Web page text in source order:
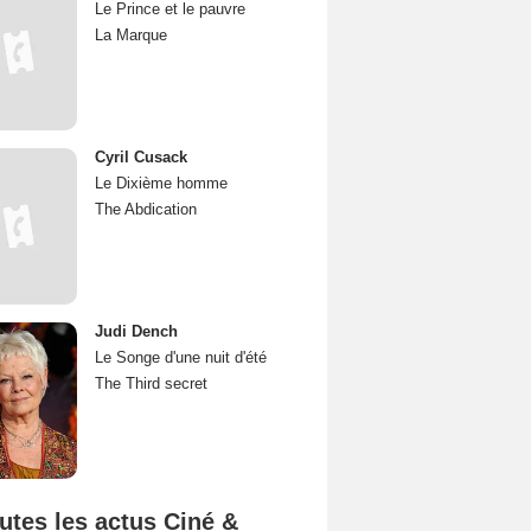
Le Prince et le pauvre
La Marque
Cyril Cusack
Le Dixième homme
The Abdication
Judi Dench
Le Songe d'une nuit d'été
The Third secret
les actus Ciné &